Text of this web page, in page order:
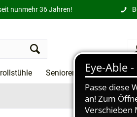
nunmehr 36 Jahren!
Seniorensessel XXL